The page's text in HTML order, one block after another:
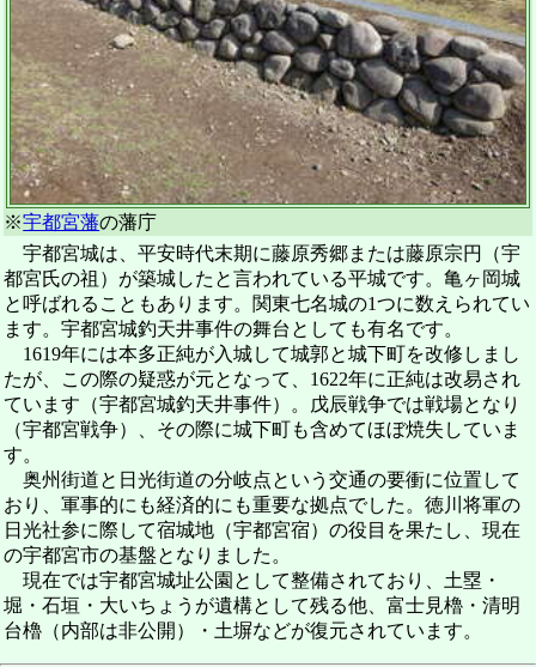
※宇都宮藩の藩庁
宇都宮城は、平安時代末期に藤原秀郷または藤原宗円（宇
都宮氏の祖）が築城したと言われている平城です。亀ヶ岡城
と呼ばれることもあります。関東七名城の1つに数えられてい
ます。宇都宮城釣天井事件の舞台としても有名です。
1619年には本多正純が入城して城郭と城下町を改修しまし
たが、この際の疑惑が元となって、1622年に正純は改易され
ています（宇都宮城釣天井事件）。戊辰戦争では戦場となり
（宇都宮戦争）、その際に城下町も含めてほぼ焼失していま
す。
奥州街道と日光街道の分岐点という交通の要衝に位置して
おり、軍事的にも経済的にも重要な拠点でした。徳川将軍の
日光社参に際して宿城地（宇都宮宿）の役目を果たし、現在
の宇都宮市の基盤となりました。
現在では宇都宮城址公園として整備されており、土塁・
堀・石垣・大いちょうが遺構として残る他、富士見櫓・清明
台櫓（内部は非公開）・土塀などが復元されています。